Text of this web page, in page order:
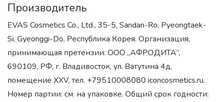
Производитель
EVAS Cosmetics Co., Ltd., 35-5, Sandan-Ro, Pyeongtaek-
Si, Gyeonggi-Do, Республика Корея. Организация,
принимающая претензии: ООО „АФРОДИТА”,
690109, РФ, г. Владивосток, ул. Ватутина 4д,
помещение XXV, тел. +79510008080 iconcosmetics.ru.
Номер партии: см. на упаковке. Общий срок годности: